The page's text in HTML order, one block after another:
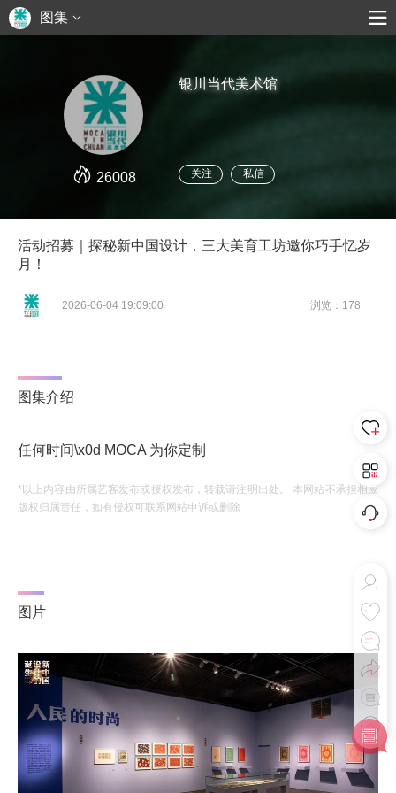
图集
26008
银川当代美术馆
关注 私信
活动招募｜探秘新中国设计，三大美育工坊邀你巧手忆岁
月！
2026-06-04 19:09:00 浏览：178
图集介绍
任何时间\x0d MOCA 为你定制
*以上内容由所属艺客发布或授权发布，转载请注明出处。 本网站不承担相应
版权归属责任，如有侵权可联系网站申诉或删除
图片